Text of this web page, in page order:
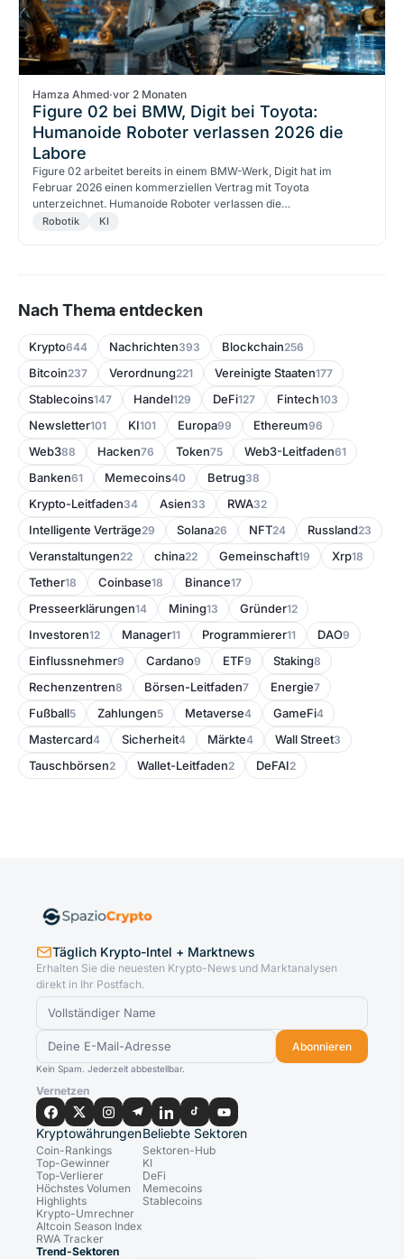
Hamza Ahmed·vor 2 Monaten
Figure 02 bei BMW, Digit bei Toyota:
Humanoide Roboter verlassen 2026 die
Labore
Figure 02 arbeitet bereits in einem BMW-Werk, Digit hat im
Februar 2026 einen kommerziellen Vertrag mit Toyota
unterzeichnet. Humanoide Roboter verlassen die…
Robotik KI
Nach Thema entdecken
Krypto644 Nachrichten393 Blockchain256
Bitcoin237 Verordnung221 Vereinigte Staaten177
Stablecoins147 Handel129 DeFi127 Fintech103
Newsletter101 KI101 Europa99 Ethereum96
Web388 Hacken76 Token75 Web3-Leitfaden61
Banken61 Memecoins40 Betrug38
Krypto-Leitfaden34 Asien33 RWA32
Intelligente Verträge29 Solana26 NFT24 Russland23
Veranstaltungen22 china22 Gemeinschaft19 Xrp18
Tether18 Coinbase18 Binance17
Presseerklärungen14 Mining13 Gründer12
Investoren12 Manager11 Programmierer11 DAO9
Einflussnehmer9 Cardano9 ETF9 Staking8
Rechenzentren8 Börsen-Leitfaden7 Energie7
Fußball5 Zahlungen5 Metaverse4 GameFi4
Mastercard4 Sicherheit4 Märkte4 Wall Street3
Tauschbörsen2 Wallet-Leitfaden2 DeFAI2
Täglich Krypto-Intel + Marktnews
Erhalten Sie die neuesten Krypto-News und Marktanalysen
direkt in Ihr Postfach.
Abonnieren
Kein Spam. Jederzeit abbestellbar.
Vernetzen
Kryptowährungen
Coin-Rankings
Top-Gewinner
Top-Verlierer
Höchstes Volumen
Highlights
Krypto-Umrechner
Altcoin Season Index
RWA Tracker
Beliebte Sektoren
Sektoren-Hub
KI
DeFi
Memecoins
Stablecoins
Trend-Sektoren